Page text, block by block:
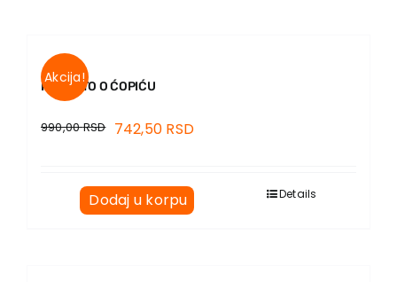
Akcija!
PONEŠTO O ĆOPIĆU
990,00RSD 742,50 RSD
Dodaj u korpu Details